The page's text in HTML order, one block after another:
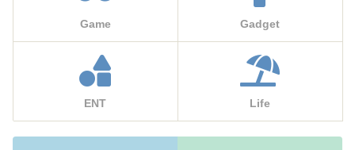
Game Gadget
ENT Life